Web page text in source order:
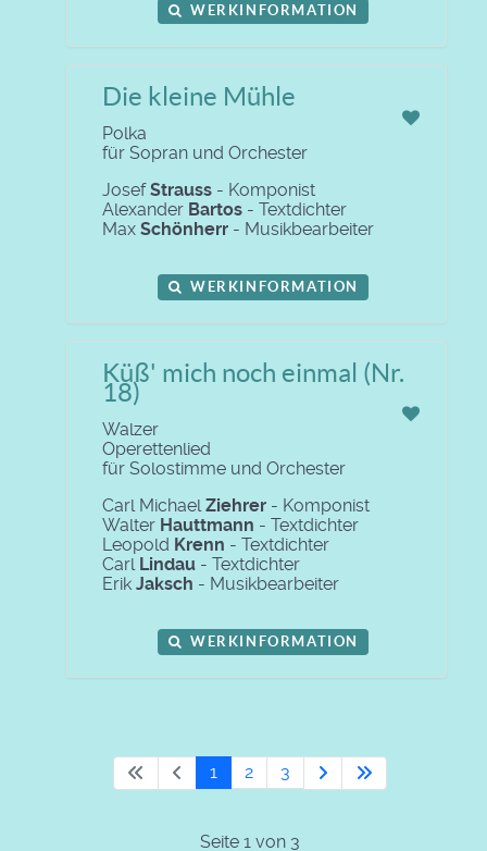
WERKINFORMATION
Die kleine Mühle
Polka
für Sopran und Orchester
JosefStrauss - Komponist
Alexander Bartos - Textdichter
Max Schönherr - Musikbearbeiter
WERKINFORMATION
Küß' mich noch einmal (Nr.
18)
Walzer
Operettenlied
für Solostimme und Orchester
Carl MichaelZiehrer - Komponist
Walter Hauttmann - Textdichter
Leopold Krenn - Textdichter
Carl Lindau - Textdichter
Erik Jaksch - Musikbearbeiter
WERKINFORMATION
1 2 3
Seite 1 von 3